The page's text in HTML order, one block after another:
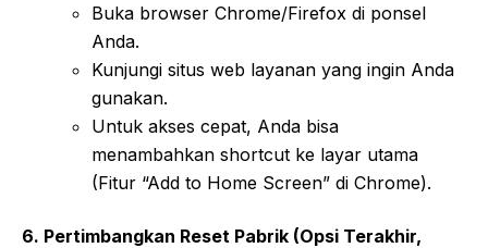
Buka browser Chrome/Firefox di ponsel
Anda.
Kunjungi situs web layanan yang ingin Anda
gunakan.
Untuk akses cepat, Anda bisa
menambahkan shortcut ke layar utama
(Fitur “Add to Home Screen” di Chrome).
6. Pertimbangkan Reset Pabrik (Opsi Terakhir,